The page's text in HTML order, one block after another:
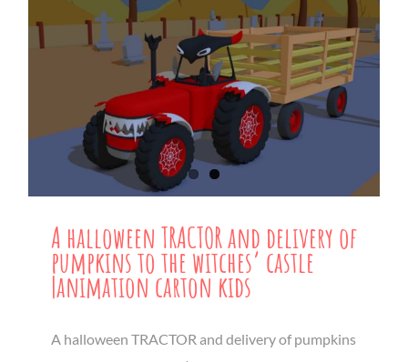
A halloween TRACTOR and delivery of
pumpkins to the witches’ castle
|animation carton kids
A halloween TRACTOR and delivery of pumpkins